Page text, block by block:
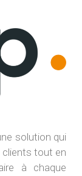
solution qui
clients tout en
à chaque